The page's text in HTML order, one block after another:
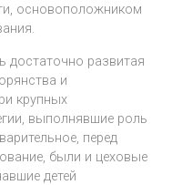
основоположником
достаточно развитая
и
крупных
выполнявшие роль
перед
были и цеховые
детей